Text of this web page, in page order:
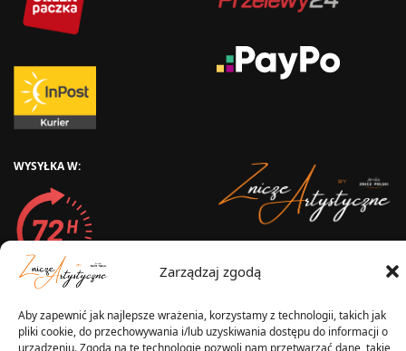
Zarządzaj zgodą
Aby zapewnić jak najlepsze wrażenia, korzystamy z technologii, takich jak
pliki cookie, do przechowywania i/lub uzyskiwania dostępu do informacji o
urządzeniu. Zgoda na te technologie pozwoli nam przetwarzać dane, takie
WYSYŁKA W:
Wytwórnia Zniczy